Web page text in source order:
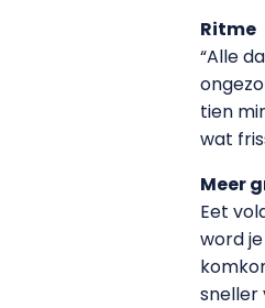
Ritme
“Alle
tien
wat
Meer
Eet
word
sneller